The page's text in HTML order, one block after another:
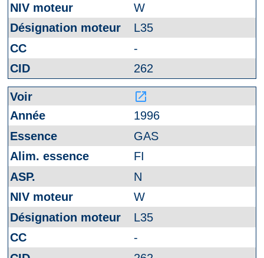
W
L35
-
262
launch
1996
GAS
FI
N
W
L35
-